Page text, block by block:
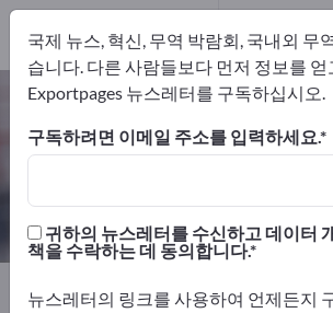
화물 안전 시스템 – 제조
업체 찾기
Exportpages 운송 및 포장 화물 안전
국제 뉴스, 혁신, 무역 박람회, 국내외 무
습니다. 다른 사람들보다 먼저 정보를 얻
Exportpages 뉴스레터를 구독하십시오.
구독하려면 이메일 주소를 입력하세요.
귀하의 뉴스레터를 수신하고 데이터
책을 수락하는 데 동의합니다.
뉴스레터의 링크를 사용하여 언제든지